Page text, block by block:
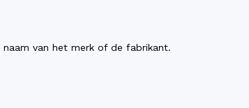
van het merk of de fabrikant.